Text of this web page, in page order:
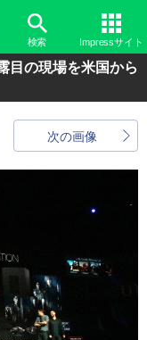
検索 Impressサイト
目の現場を米国から
次の画像